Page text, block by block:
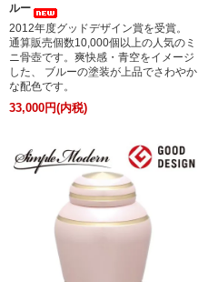
ルー
2012年度グッドデザイン賞を受賞。
通算販売個数10,000個以上の人気のミ
ニ骨壺です。爽快感・青空をイメージ
した、 ブルーの塗装が上品でさわやか
な配色です。
33,000円(内税)